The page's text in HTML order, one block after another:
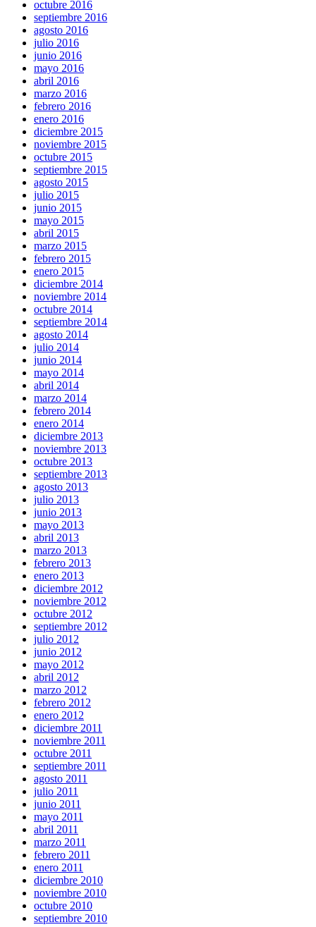
octubre 2016
septiembre 2016
agosto 2016
julio 2016
junio 2016
mayo 2016
abril 2016
marzo 2016
febrero 2016
enero 2016
diciembre 2015
noviembre 2015
octubre 2015
septiembre 2015
agosto 2015
julio 2015
junio 2015
mayo 2015
abril 2015
marzo 2015
febrero 2015
enero 2015
diciembre 2014
noviembre 2014
octubre 2014
septiembre 2014
agosto 2014
julio 2014
junio 2014
mayo 2014
abril 2014
marzo 2014
febrero 2014
enero 2014
diciembre 2013
noviembre 2013
octubre 2013
septiembre 2013
agosto 2013
julio 2013
junio 2013
mayo 2013
abril 2013
marzo 2013
febrero 2013
enero 2013
diciembre 2012
noviembre 2012
octubre 2012
septiembre 2012
julio 2012
junio 2012
mayo 2012
abril 2012
marzo 2012
febrero 2012
enero 2012
diciembre 2011
noviembre 2011
octubre 2011
septiembre 2011
agosto 2011
julio 2011
junio 2011
mayo 2011
abril 2011
marzo 2011
febrero 2011
enero 2011
diciembre 2010
noviembre 2010
octubre 2010
septiembre 2010